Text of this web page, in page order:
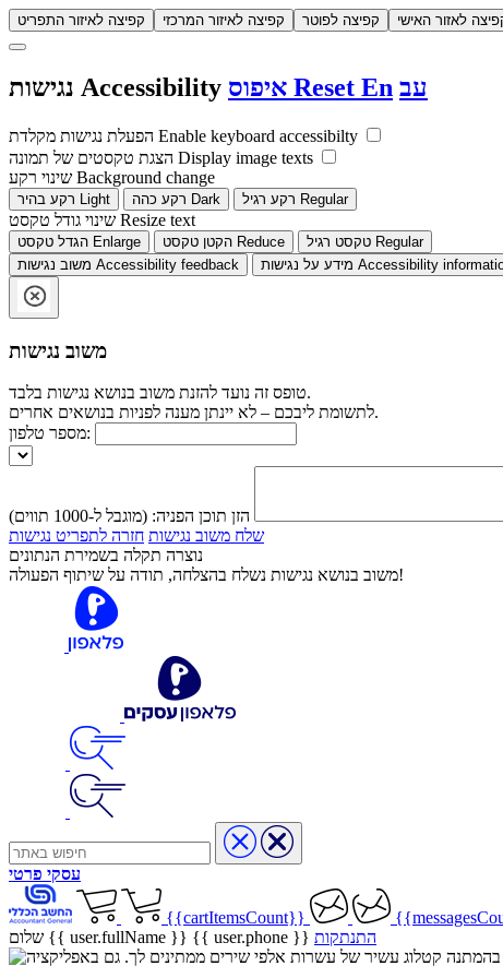
קפיצה לאיזור התפריט קפיצה לאיזור המרכזי קפיצה לפוטר לאזור האישי
Accessibility Reset En עב
Enable keyboard accessibilty
Display image texts
Background change
Light Dark Regular
Resize text
Enlarge Reduce
Regular
Accessibility feedback Accessibility
משוב נגישות
טופס זה נועד להזנת משוב בנושא נגישות בלבד.
לתשומת ליבכם – לא יינתן מענה לפניות בנושאים אחרים.
מספר טלפון:
הזן תוכן הפניה: (מוגבל ל-1000 תווים)
שלח משוב נגישות חזרה לתפריט נגישות
נוצרה תקלה בשמירת הנתונים
משוב בנושא נגישות נשלח בהצלחה, תודה על שיתוף הפעולה!
עסקי פרטי
{{cartItemsCount}}
שלום {{ user.fullName }} {{ user.phone }} התנתקות